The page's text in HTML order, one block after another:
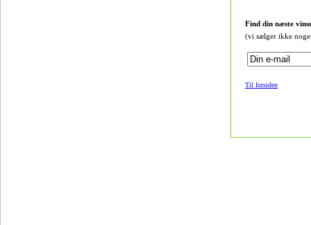
Find din næste
(vi sælger ikke
Til forsiden